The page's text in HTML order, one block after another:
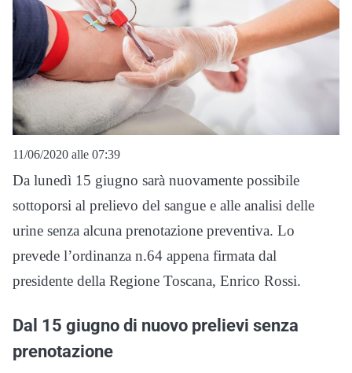
11/06/2020 alle 07:39
Da lunedì 15 giugno sarà nuovamente possibile
sottoporsi al prelievo del sangue e alle analisi delle
urine senza alcuna prenotazione preventiva. Lo
prevede l’ordinanza n.64 appena firmata dal
presidente della Regione Toscana, Enrico Rossi.
Dal 15 giugno di nuovo prelievi senza
prenotazione